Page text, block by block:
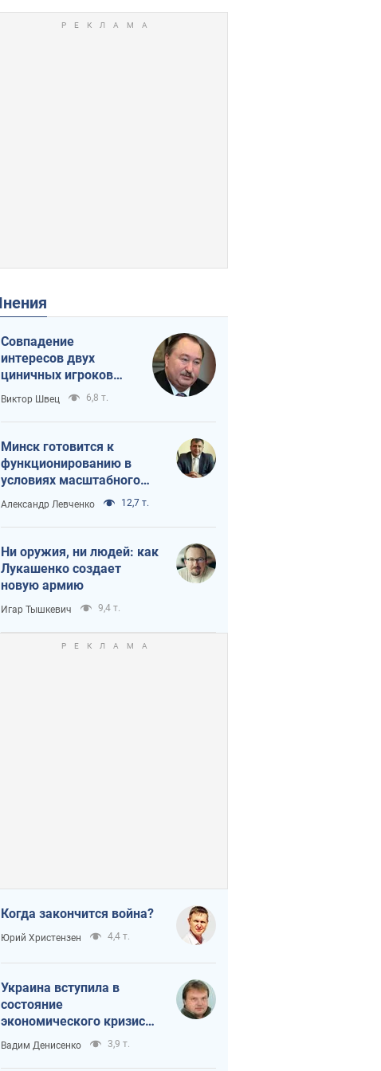
Мнения
Совпадение
интересов двух
циничных игроков
или тайный план
Трампа и Путина?
Виктор Швец 6,8 т.
Минск готовится к
функционированию в
условиях масштабного
военного кризиса
Александр Левченко 12,7 т.
Ни оружия, ни людей: как
Лукашенко создает
новую армию
Игар Тышкевич 9,4 т.
Когда закончится война?
Юрий Христензен 4,4 т.
Украина вступила в
состояние
экономического кризиса.
Есть ли свет в конце
туннеля?
Вадим Денисенко 3,9 т.